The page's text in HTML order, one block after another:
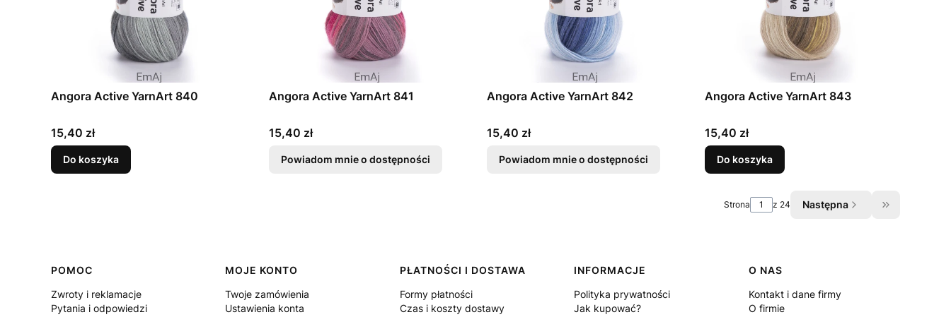
Angora Active YarnArt 840
Cena
15,40 zł
Do koszyka
Angora Active YarnArt 841
Cena
15,40 zł
Powiadom mnie o dostępności
Angora Active YarnArt 842
Cena
15,40 zł
Powiadom mnie o dostępności
Angora Active YarnArt 843
Cena
15,40 zł
Do koszyka
Strona z 24 Następna Przejdź do
Linki w stopce
POMOC
Zwroty i reklamacje
Pytania i odpowiedzi
MOJE KONTO
Twoje zamówienia
Ustawienia konta
PŁATNOŚCI I DOSTAWA
Formy płatności
Czas i koszty dostawy
INFORMACJE
Polityka prywatności
Jak kupować?
O NAS
Kontakt i dane firmy
O firmie